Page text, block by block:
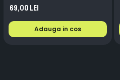
69,00 Lei
Adauga in cos